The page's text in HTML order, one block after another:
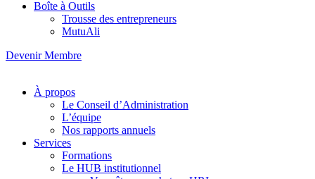
Boîte à Outils
Trousse des entrepreneurs
MutuAli
Devenir Membre
À propos
Le Conseil d’Administration
L’équipe
Nos rapports annuels
Services
Formations
Le HUB institutionnel